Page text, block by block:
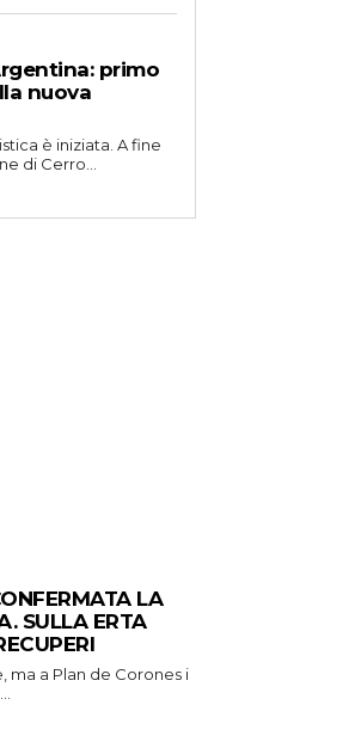
primo
nuova
è iniziata. A fine
di Cerro...
LA
SULLA ERTA
ma a Plan de Corones i